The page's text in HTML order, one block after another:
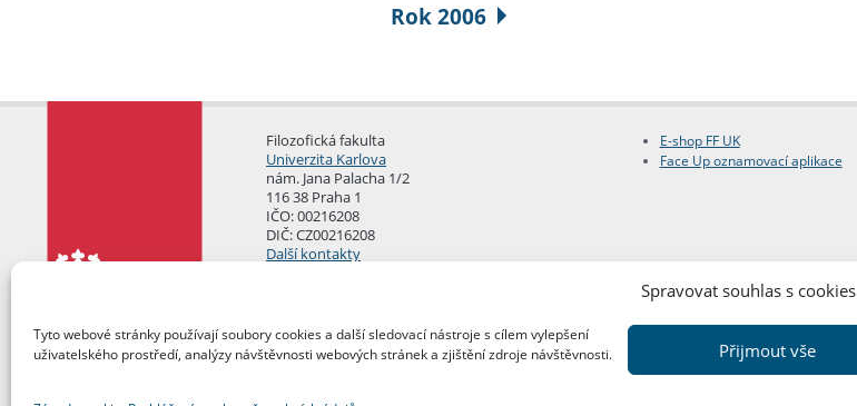
Spravovat souhlas s cookies
Tyto webové stránky používají soubory cookies a další sledovací nástroje s cílem vylepšení
uživatelského prostředí, analýzy návštěvnosti webových stránek a zjištění zdroje návštěvnosti.
Přijmout vše
Rok 2006
Filozofická fakulta
Univerzita Karlova
nám. Jana Palacha 1/2
116 38 Praha 1
IČO: 00216208
DIČ: CZ00216208
Další kontakty
E-shop FF UK
Face Up oznamovací aplikace